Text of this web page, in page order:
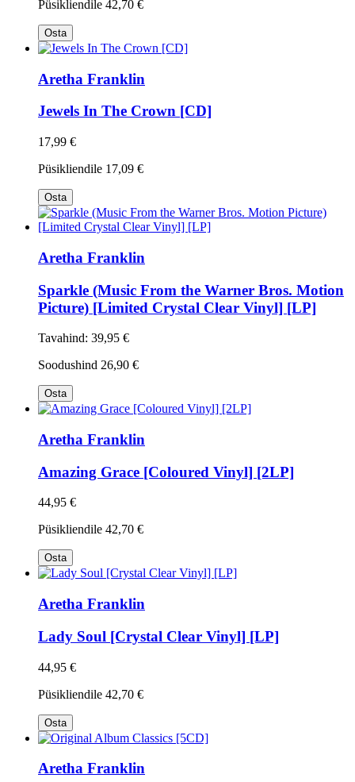
Püsikliendile 42,70 €
Osta
Aretha Franklin
Jewels In The Crown [CD]
17,99 €
Püsikliendile 17,09 €
Osta
Aretha Franklin
Sparkle (Music From the Warner Bros. Motion
Picture) [Limited Crystal Clear Vinyl] [LP]
Tavahind: 39,95 €
Soodushind 26,90 €
Osta
Aretha Franklin
Amazing Grace [Coloured Vinyl] [2LP]
44,95 €
Püsikliendile 42,70 €
Osta
Aretha Franklin
Lady Soul [Crystal Clear Vinyl] [LP]
44,95 €
Püsikliendile 42,70 €
Osta
Aretha Franklin